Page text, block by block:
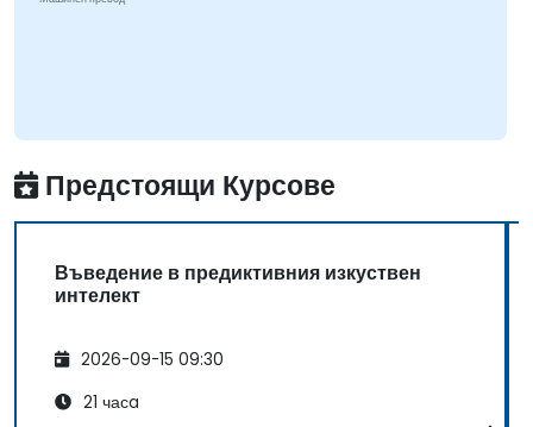
Предстоящи Курсове
Въведение в предиктивния изкуствен
интелект
2026-09-15 09:30
21 часa